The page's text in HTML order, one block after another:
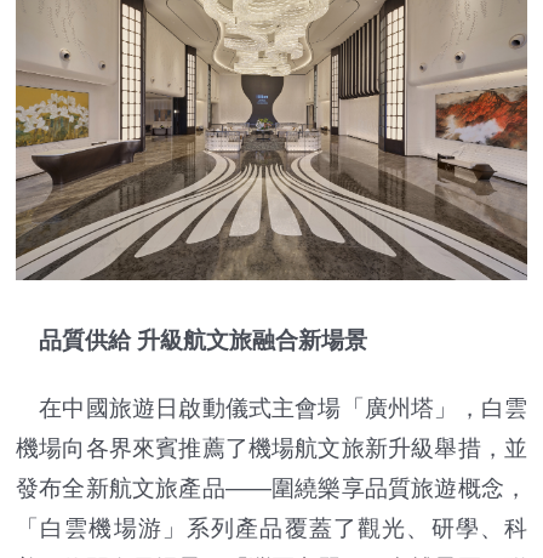
品質供給 升級航文旅融合新場景
在中國旅遊日啟動儀式主會場「廣州塔」，白雲
機場向各界來賓推薦了機場航文旅新升級舉措，並
發布全新航文旅產品——圍繞樂享品質旅遊概念，
「白雲機場游」系列產品覆蓋了觀光、研學、科